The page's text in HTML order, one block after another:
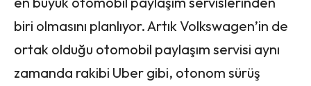
biri olmasını planlıyor. Artık Volkswagen’in de
ortak olduğu otomobil paylaşım servisi aynı
zamanda rakibi Uber gibi, otonom sürüş